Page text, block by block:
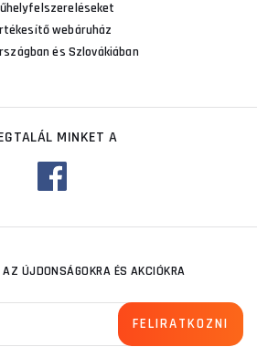
webáruház
és Szlovákiában
MINKET A
ÚJDONSÁGOKRA ÉS AKCIÓKRA